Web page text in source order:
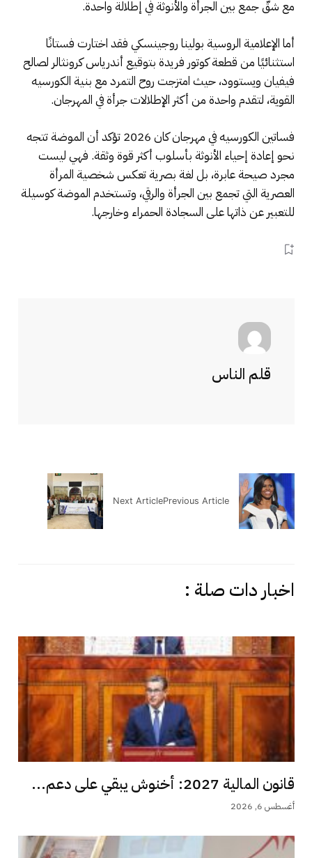
مع شقّ جمع بين الجرأة والأنوثة في إطلالة واحدة.
أما الإعلامية الروسية بولينا روجينسكي فقد اختارت فستانًا
استثنائيًا من قطعة كوتور فريدة بتوقيع أندرياس كرونثالر لصالح
فيفيان ويستوود، حيث امتزجت روح التمرد مع بنية الكورسيه
القوية، لتقدم واحدة من أكثر الإطلالات جرأة في المهرجان.
فساتين الكورسيه في مهرجان كان 2026 تؤكد أن الموضة تتجه
نحو إعادة إحياء الأنوثة بأسلوب أكثر قوة وثقة. فهي ليست
مجرد صيحة عابرة، بل لغة بصرية تعكس شخصية المرأة
العصرية التي تجمع بين الجرأة والرقي، وتستخدم الموضة كوسيلة
للتعبير عن ذاتها على السجادة الحمراء وخارجها.
قلم الناس
Previous Article
Next Article
اخبار دات صلة :
قانون المالية 2027: أخنوش يبقي على دعم...
أغسطس 6, 2026